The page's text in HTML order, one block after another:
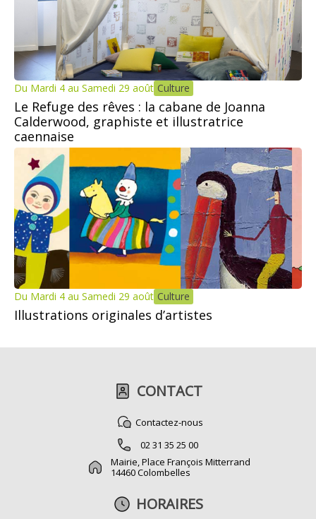
Du Mardi 4 au Samedi 29 août Culture
Le Refuge des rêves : la cabane de Joanna
Calderwood, graphiste et illustratrice
caennaise
Du Mardi 4 au Samedi 29 août Culture
Illustrations originales d’artistes
CONTACT
Contactez-nous
02 31 35 25 00
Mairie, Place François Mitterrand
14460 Colombelles
HORAIRES